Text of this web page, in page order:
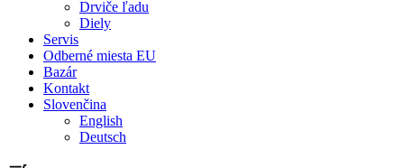
Drviče ľadu
Diely
Servis
Odberné miesta EU
Bazár
Kontakt
Slovenčina
English
Deutsch